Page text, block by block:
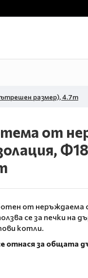
размер), 4.7m
от
от неръждаема
се за печки на
котли.
отнася за общата